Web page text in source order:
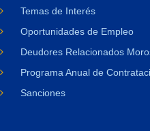
Temas de Interés
Oportunidades de Empleo
Deudores Relacionados
Programa Anual de
Sanciones